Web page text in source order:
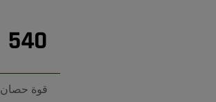
540
قوة حصان